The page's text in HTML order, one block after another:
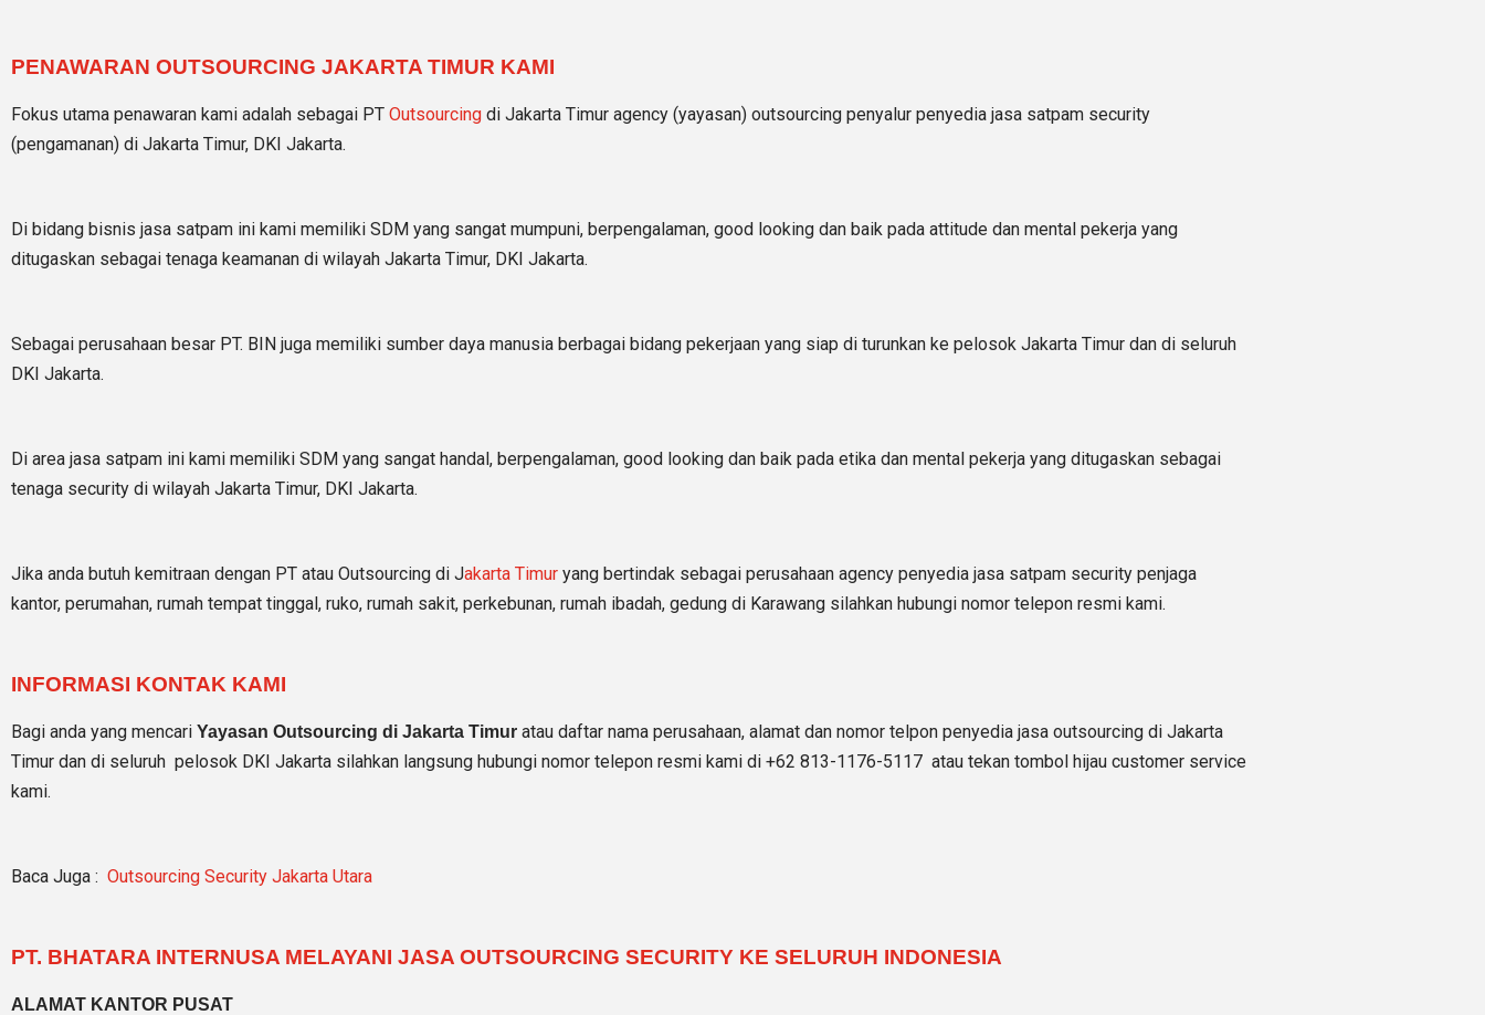
PENAWARAN OUTSOURCING JAKARTA TIMUR KAMI
Fokus utama penawaran kami adalah sebagai PT Outsourcing di Jakarta Timur agency (yayasan) outsourcing penyalur penyedia jasa satpam security
(pengamanan) di Jakarta Timur, DKI Jakarta.
Di bidang bisnis jasa satpam ini kami memiliki SDM yang sangat mumpuni, berpengalaman, good looking dan baik pada attitude dan mental pekerja yang
ditugaskan sebagai tenaga keamanan di wilayah Jakarta Timur, DKI Jakarta.
Sebagai perusahaan besar PT. BIN juga memiliki sumber daya manusia berbagai bidang pekerjaan yang siap di turunkan ke pelosok Jakarta Timur dan di seluruh
DKI Jakarta.
Di area jasa satpam ini kami memiliki SDM yang sangat handal, berpengalaman, good looking dan baik pada etika dan mental pekerja yang ditugaskan sebagai
tenaga security di wilayah Jakarta Timur, DKI Jakarta.
Jika anda butuh kemitraan dengan PT atau Outsourcing di Jakarta Timur yang bertindak sebagai perusahaan agency penyedia jasa satpam security penjaga
kantor, perumahan, rumah tempat tinggal, ruko, rumah sakit, perkebunan, rumah ibadah, gedung di Karawang silahkan hubungi nomor telepon resmi kami.
INFORMASI KONTAK KAMI
Bagi anda yang mencari Yayasan Outsourcing di Jakarta Timur atau daftar nama perusahaan, alamat dan nomor telpon penyedia jasa outsourcing di Jakarta
Timur dan di seluruh pelosok DKI Jakarta silahkan langsung hubungi nomor telepon resmi kami di +62 813-1176-5117 atau tekan tombol hijau customer service
kami.
Baca Juga : Outsourcing Security Jakarta Utara
PT. BHATARA INTERNUSA MELAYANI JASA OUTSOURCING SECURITY KE SELURUH INDONESIA
ALAMAT KANTOR PUSAT